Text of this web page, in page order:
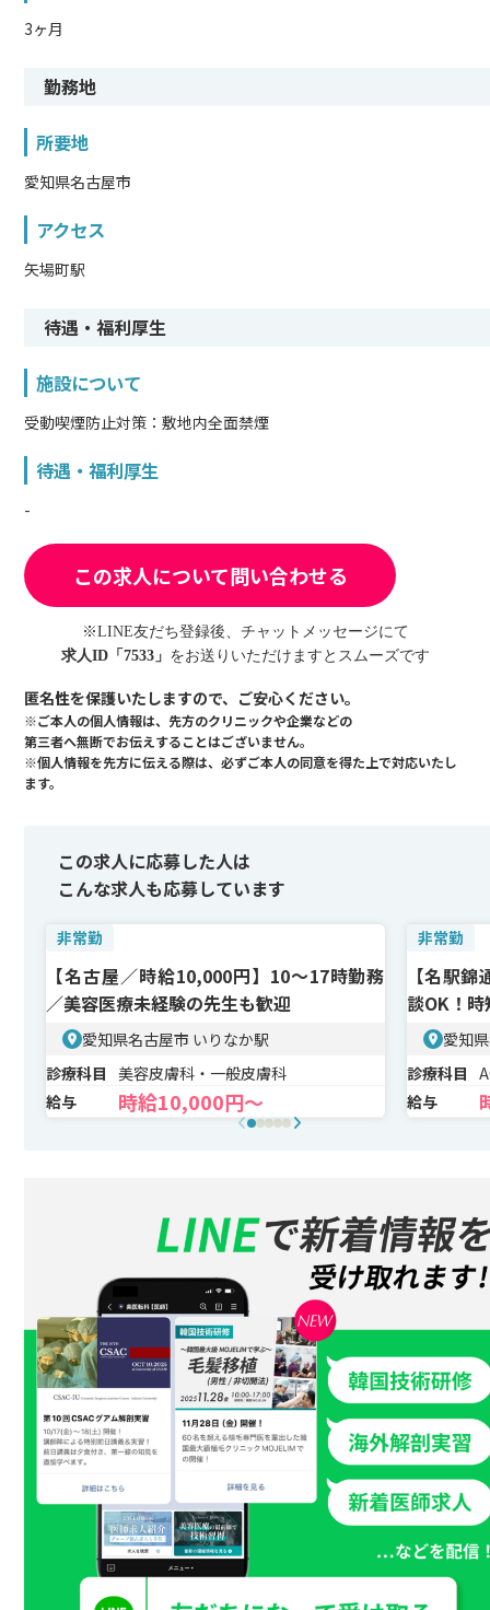
3ヶ月
勤務地
所要地
愛知県名古屋市
アクセス
矢場町駅
待遇・福利厚生
施設について
受動喫煙防止対策：敷地内全面禁煙
待遇・福利厚生
-
この求人について問い合わせる
※LINE友だち登録後、チャットメッセージにて
求人ID「7533」 をお送りいただけますとスムーズです
匿名性を保護いたしますので、ご安心ください。
※ご本人の個人情報は、先方のクリニックや企業などの
第三者へ無断でお伝えすることはございません。
※個人情報を先方に伝える際は、必ずご本人の同意を得た上で対応いたし
ます。
この求人に応募した人は
こんな求人も応募しています
非常勤
【名古屋／時給10,000円】10〜17時勤務
／美容医療未経験の先生も歓迎
愛知県名古屋市 いりなか駅
診療科目
美容皮膚科・一般皮膚科
給与
時給10,000円〜
非常勤
【名駅
談OK！
愛知
診療科目
給与